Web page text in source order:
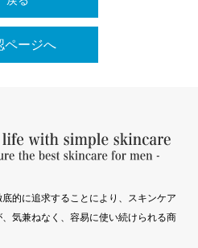
ページへ
的に追求することにより、スキンケア
気兼ねなく、容易に使い続けられる商